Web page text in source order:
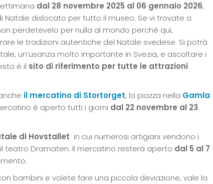
dal 28 novembre 2025 al 06 gennaio 2026,
Natale dislocato per tutto il museo. Se vi trovate a
perdetevelo per nulla al mondo perché qui,
le tradizioni autentiche del Natale svedese. Si potrà
un’usanza molto importante in Svezia, e ascoltare i
è il sito di riferimento per tutte le attrazioni
il mercatino di Stortorget, la piazza nella Gamla
è aperto tutti i giorni dal 22 novembre al 23
di Hovstallet in cui numerosi artigiani vendono i
teatro Dramaten. Il mercatino resterà aperto dal 5 al 7
bambini e volete fare una piccola deviazione, vale la